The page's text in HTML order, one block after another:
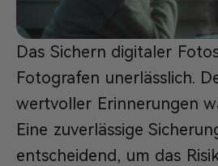
Das Sichern digitaler
Fotografen unerlässlich.
wertvoller Erinnerungen
Eine zuverlässige
entscheidend, um das